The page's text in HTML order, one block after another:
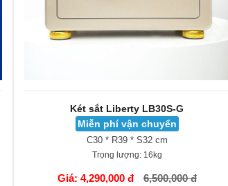
Két sắt Liberty LB30S-G
Miễn phí vận chuyển
C30 * R39 * S32 cm
Trọng lượng:16kg
Giá: 4,290,000 đ 6,500,000 đ
GIỎ HÀNG